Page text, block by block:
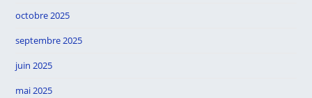
octobre 2025
septembre 2025
juin 2025
mai 2025